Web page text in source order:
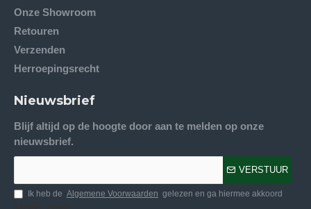
Onze Showroom
Retouren
Verzenden
Herroepingsrecht
Nieuwsbrief
Blijf altijd op de hoogte door aan te melden op onze
nieuwsbrief.
VERSTUUR
Ik heb de Algemene Voorwaarden gelezen en ga hiermee akkoord